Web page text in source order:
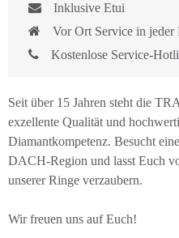
Inklusive Etui
Vor Ort Service in jeder
Kostenlose Service-
Seit über 15 Jahren steht die
exzellente Qualität und
Diamantkompetenz. Besucht
DACH-Region und lasst Euch
unserer Ringe verzaubern.
Wir freuen uns auf Euch!